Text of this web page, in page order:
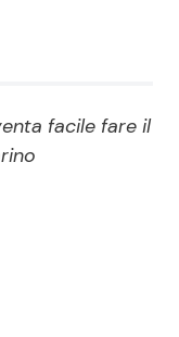
e Talentfacile fare il